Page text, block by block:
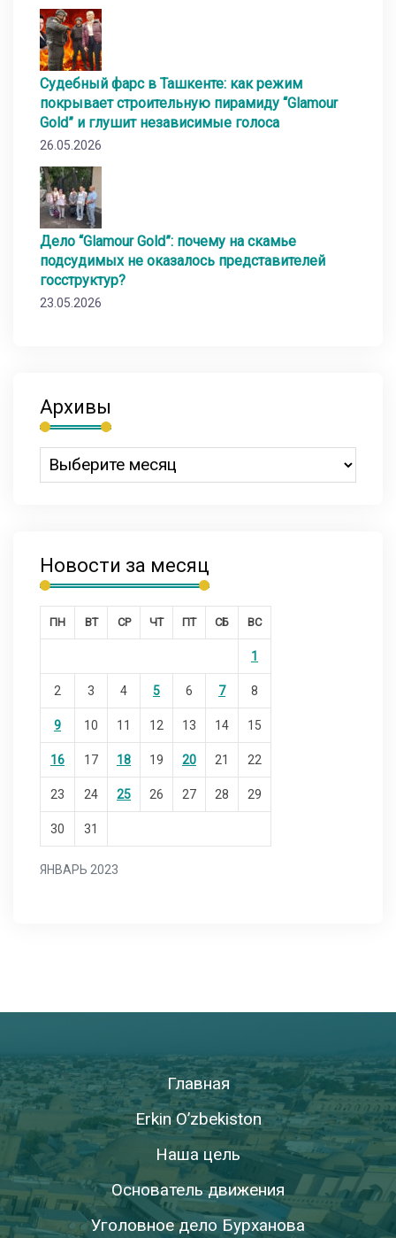
Судебный фарс в Ташкенте: как режим
покрывает строительную пирамиду “Glamour
Gold” и глушит независимые голоса
26.05.2026
Дело “Glamour Gold”: почему на скамье
подсудимых не оказалось представителей
госструктур?
23.05.2026
Архивы
Новости за месяц
ЯНВАРЬ 2023
ПН ВТ СР ЧТ ПТ СБ ВС
1
2 3 4 5 6 7 8
9 10 11 12 13 14 15
16 17 18 19 20 21 22
23 24 25 26 27 28 29
30 31
Главная
Erkin O’zbekiston
Наша цель
Основатель движения
Уголовное дело Бурханова